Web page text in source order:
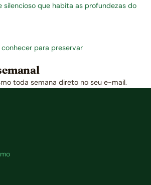
silencioso que habita as profundezas do
para preservar
toda semana direto no seu e-mail.